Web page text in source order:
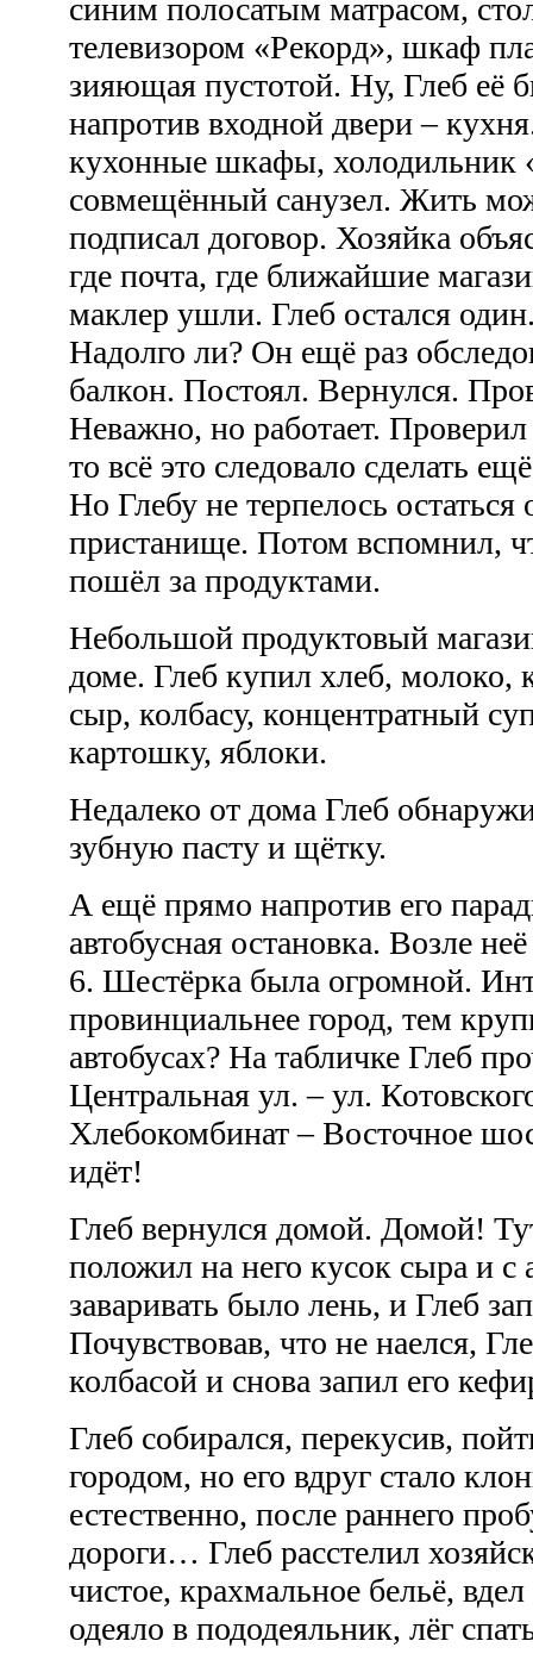
синим полосатым матрасом,
телевизором «Рекорд», шкаф
зияющая пустотой. Ну, Глеб её
напротив входной двери –
кухонные шкафы, холодильник
совмещённый санузел. Жить
подписал договор. Хозяйка
где почта, где ближайшие
маклер ушли. Глеб остался
Надолго ли? Он ещё раз
балкон. Постоял. Вернулся.
Неважно, но работает.
то всё это следовало сделать
Но Глебу не терпелось
пристанище. Потом вспомнил,
пошёл за продуктами.
Небольшой продуктовый
доме. Глеб купил хлеб, молоко,
сыр, колбасу, концентратный
картошку, яблоки.
Недалеко от дома Глеб
зубную пасту и щётку.
А ещё прямо напротив его
автобусная остановка. Возле
6. Шестёрка была огромной.
провинциальнее город, тем
автобусах? На табличке Глеб
Центральная ул. – ул.
Хлебокомбинат – Восточное
идёт!
Глеб вернулся домой. Домой!
положил на него кусок сыра и с
заваривать было лень, и Глеб
Почувствовав, что не наелся,
колбасой и снова запил его
Глеб собирался, перекусив,
городом, но его вдруг стало
естественно, после раннего
дороги… Глеб расстелил
чистое, крахмальное бельё,
одеяло в пододеяльник, лёг